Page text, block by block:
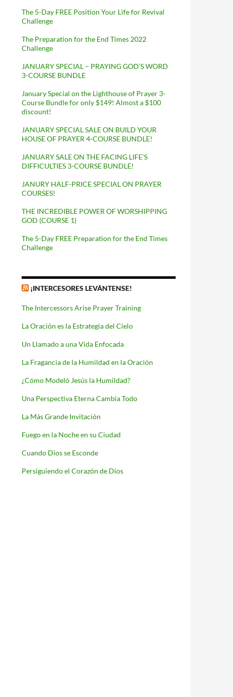
The 5-Day FREE Position Your Life for Revival
Challenge
The Preparation for the End Times 2022
Challenge
JANUARY SPECIAL – PRAYING GOD’S WORD
3-COURSE BUNDLE
January Special on the Lighthouse of Prayer 3-
Course Bundle for only $149! Almost a $100
discount!
JANUARY SPECIAL SALE ON BUILD YOUR
HOUSE OF PRAYER 4-COURSE BUNDLE!
JANUARY SALE ON THE FACING LIFE’S
DIFFICULTIES 3-COURSE BUNDLE!
JANURY HALF-PRICE SPECIAL ON PRAYER
COURSES!
THE INCREDIBLE POWER OF WORSHIPPING
GOD (COURSE 1)
The 5-Day FREE Preparation for the End Times
Challenge
¡INTERCESORES LEVÁNTENSE!
The Intercessors Arise Prayer Training
La Oración es la Estrategia del Cielo
Un Llamado a una Vida Enfocada
La Fragancia de la Humildad en la Oración
¿Cómo Modeló Jesús la Humildad?
Una Perspectiva Eterna Cambia Todo
La Más Grande Invitación
Fuego en la Noche en su Ciudad
Cuando Dios se Esconde
Persiguiendo el Corazón de Dios